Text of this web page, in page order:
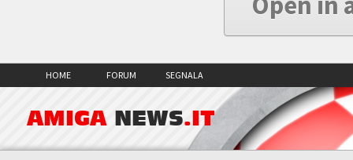
HOME FORUM SEGNALA
AMIGA NEWS.IT